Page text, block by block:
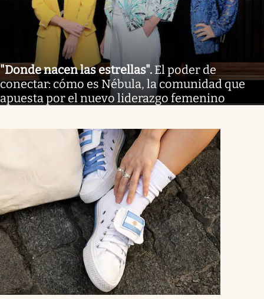
"Donde nacen las estrellas". El poder de
conectar: cómo es Nébula, la comunidad que
apuesta por el nuevo liderazgo femenino